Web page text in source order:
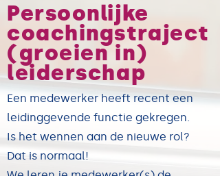
Persoonlijke
coachingstraject
(groeien in)
leiderschap
Een medewerker heeft recent een
leidinggevende functie gekregen.
Is het wennen aan de nieuwe rol?
Dat is normaal!